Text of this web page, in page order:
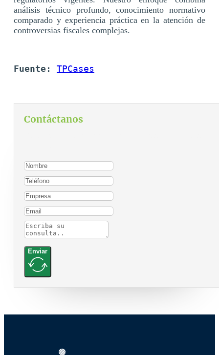
análisis técnico profundo, conocimiento normativo
comparado y experiencia práctica en la atención de
controversias fiscales complejas.
Fuente: TPCases
Contáctanos
Enviar